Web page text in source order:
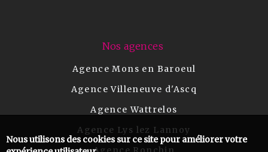
Nos agences
Agence Mons en Baroeul
Agence Villeneuve d'Ascq
Agence Wattrelos
Agence Lys lez Lannoy
Nous utilisons des cookies sur ce site pour améliorer votre